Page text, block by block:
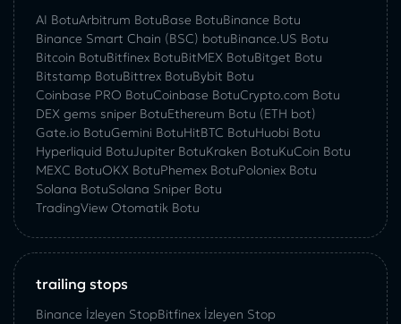
AI BotuArbitrum BotuBase BotuBinance Botu
Binance Smart Chain (BSC) botuBinance.US Botu
Bitcoin BotuBitfinex BotuBitMEX BotuBitget Botu
Bitstamp BotuBittrex BotuBybit Botu
Coinbase PRO BotuCoinbase BotuCrypto.com Botu
DEX gems sniper BotuEthereum Botu (ETH bot)
Gate.io BotuGemini BotuHitBTC BotuHuobi Botu
Hyperliquid BotuJupiter BotuKraken BotuKuCoin Botu
MEXC BotuOKX BotuPhemex BotuPoloniex Botu
Solana BotuSolana Sniper Botu
TradingView Otomatik Botu
trailing stops
Binance İzleyen StopBitfinex İzleyen Stop